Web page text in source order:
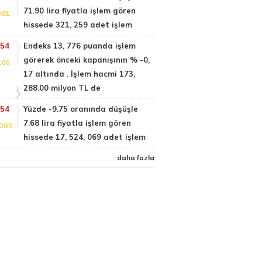
71.90 lira fiyatla işlem gören
hissede 321, 259 adet işlem
Endeks 13, 776 puanda işlem
görerek önceki kapanışının % -0,
17 altında . İşlem hacmi 173,
288.00 milyon TL de
Yüzde -9.75 oranında düşüşle
7.68 lira fiyatla işlem gören
hissede 17, 524, 069 adet işlem
daha fazla